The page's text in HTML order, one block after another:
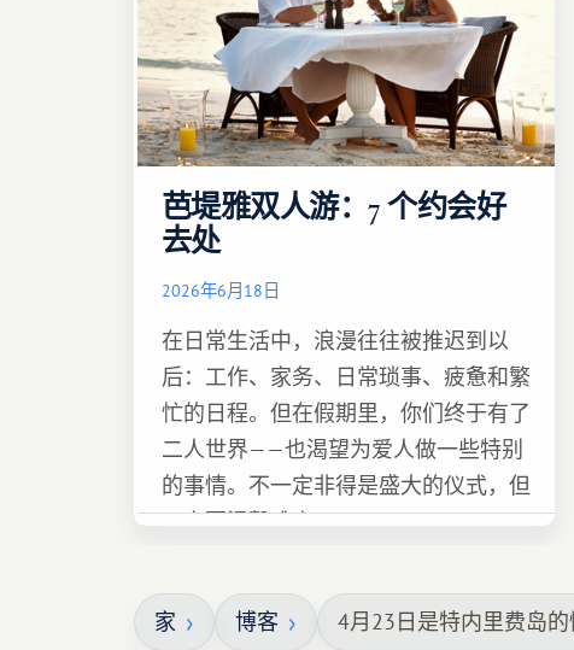
芭堤雅双人游：7 个约会好
去处
2026年6月18日
在日常生活中，浪漫往往被推迟到以
后：工作、家务、日常琐事、疲惫和繁
忙的日程。但在假期里，你们终于有了
二人世界——也渴望为爱人做一些特别
的事情。不一定非得是盛大的仪式，但
一定要温馨难忘 :)
家 博客 4月23日是特内里费岛的